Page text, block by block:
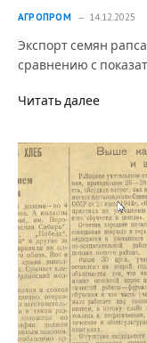
АГРОПРОМ 14.12.2025
Экспорт семян
сравнению с
Читать далее